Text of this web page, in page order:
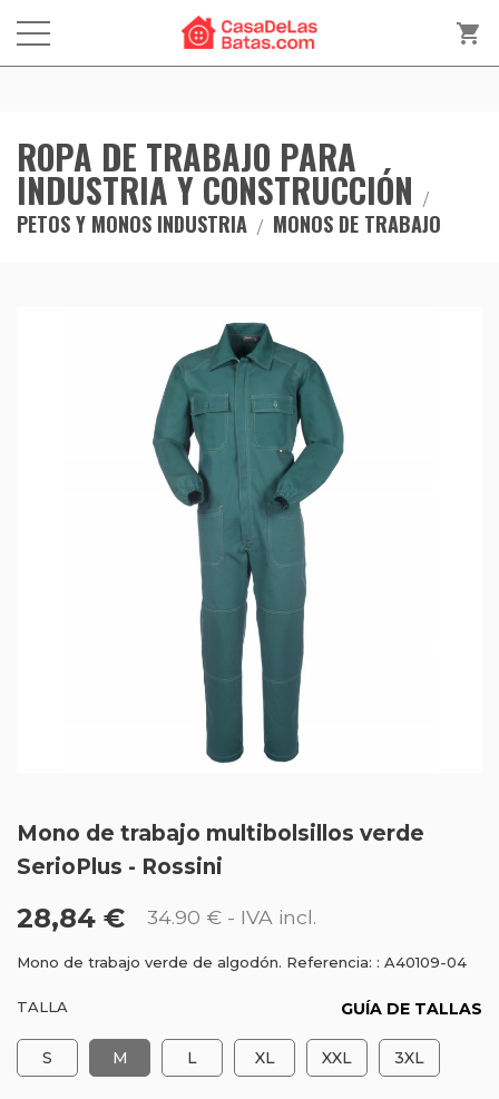
shopping_cart
ROPA DE TRABAJO PARA
INDUSTRIA Y CONSTRUCCIÓN
PETOS Y MONOS INDUSTRIA MONOS DE TRABAJO
Mono de trabajo multibolsillos verde
SerioPlus - Rossini
28,84 € 34.90 € - IVA incl.
Mono de trabajo verde de algodón. Referencia: : A40109-04
TALLA GUÍA DE TALLAS
S M L XL XXL 3XL